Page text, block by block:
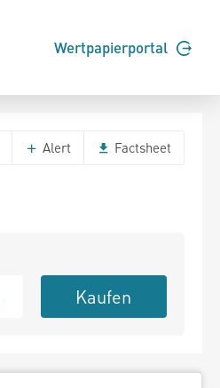
Wertpapierportal
Alert Factsheet
Kaufen